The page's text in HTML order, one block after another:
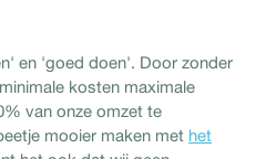
en 'goed doen'. Door zonder
kosten maximale
van onze omzet te
mooier maken met het